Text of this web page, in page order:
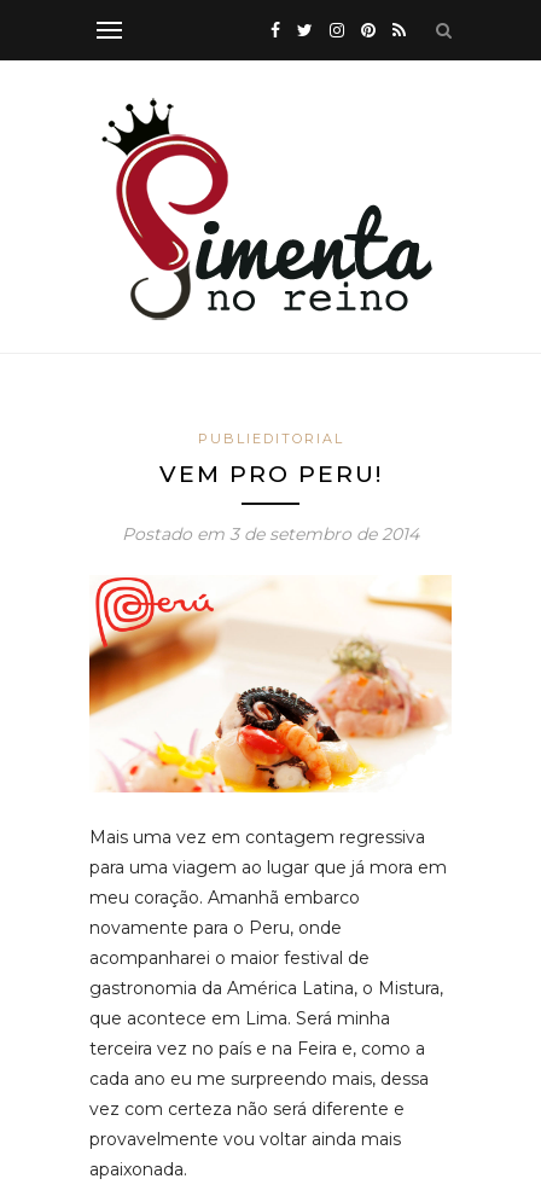
PUBLIEDITORIAL
VEM PRO PERU!
Postado em 3 de setembro de 2014
Mais uma vez em contagem regressiva
para uma viagem ao lugar que já mora em
meu coração. Amanhã embarco
novamente para o Peru, onde
acompanharei o maior festival de
gastronomia da América Latina, o Mistura,
que acontece em Lima. Será minha
terceira vez no país e na Feira e, como a
cada ano eu me surpreendo mais, dessa
vez com certeza não será diferente e
provavelmente vou voltar ainda mais
apaixonada.